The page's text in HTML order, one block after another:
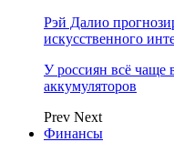
Рэй Далио
искусственного
У россиян всё чаще
аккумуляторов
Prev Next
Финансы